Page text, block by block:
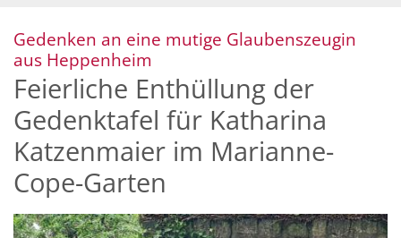
Gedenken an eine mutige Glaubenszeugin
aus Heppenheim
Feierliche Enthüllung der
Gedenktafel für Katharina
Katzenmaier im Marianne-
Cope-Garten